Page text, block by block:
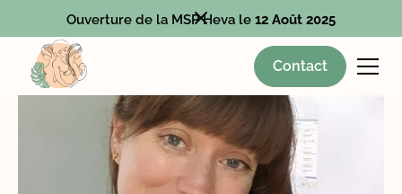
Ouverture de la MSP Heva le 12 Août 2025
Contact